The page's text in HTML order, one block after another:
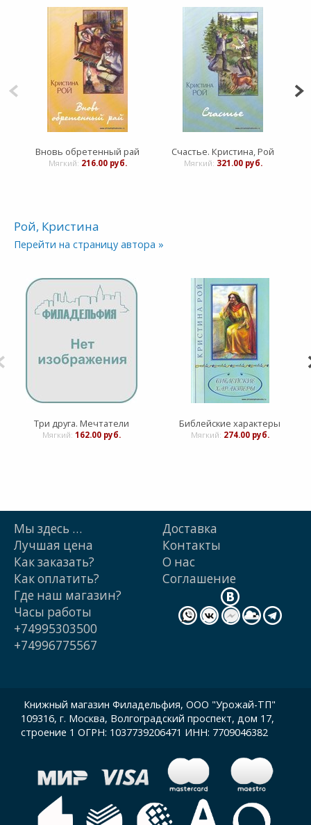
Вновь обретенный рай
Мягкий: 216.00 руб.
Счастье. Кристина, Рой
Мягкий: 321.00 руб.
Рой, Кристина
Перейти на страницу автора »
Три друга. Мечтатели
Мягкий: 162.00 руб.
Библейские характеры
Мягкий: 274.00 руб.
Мы здесь …
Лучшая цена
Как заказать?
Как оплатить?
Доставка
Контакты
О нас
Cоглашение
Где наш магазин?
Часы работы
+74995303500
+74996775567
Книжный магазин Филадельфия, ООО "Урожай-ТП"
109316, г. Москва, Волгоградский проспект, дом 17,
строение 1 ОГРН: 1037739206471 ИНН: 7709046382